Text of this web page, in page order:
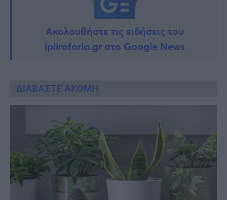
Ακολουθήστε τις ειδήσεις του
ipliroforia.gr στο Google News
ΔΙΑΒΑΣΤΕ ΑΚΟΜΗ